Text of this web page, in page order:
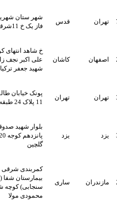
قدس
شهر ستان شهریار اندیشه
فاز یک خ 11شرقی پلاک 44
کاشان
خ شاهد انتهای کوچه شهید
علی اکبر نجف زاده بن بست
شهید جعفر ترکیان پ 9
تهران
پونک خیابان طالقانی کوچه
11 پلاک 24 طبقه 4
یزد
بلوار شهید صدوقی کوچه
پانزدهم کوجه 20 بن بست
ساری
کمربندی شرقی پشت
بیمارستان شفا ( خ شهید
سنجابی) کوچه شهید
محمودی مولا